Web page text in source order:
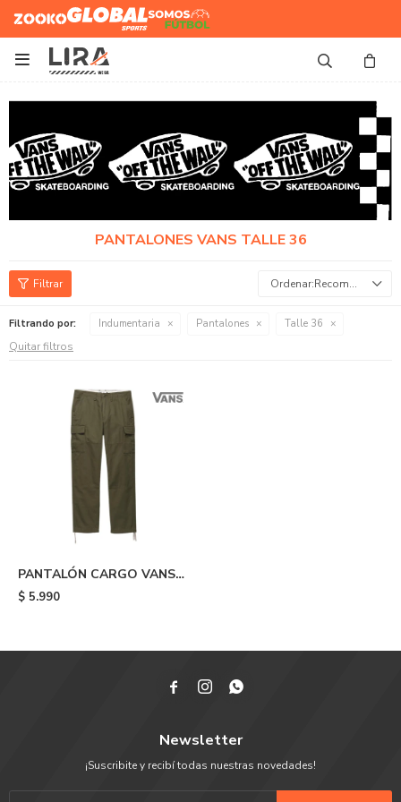
Zooko Global Sports
Somos
Futbol

PANTALONES VANS TALLE 36
Recomendados
Filtrando por: Indumentaria Pantalones Talle 36
Quitar filtros
PANTALÓN CARGO VANS
SERVICE - Green
$ 5.990
  
Newsletter
¡Suscribite y recibí todas nuestras novedades!